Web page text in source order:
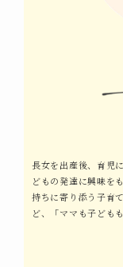
長女を出産後、育児
どもの発達に興味を
持ちに寄り添う子育
ど、「ママも子ども